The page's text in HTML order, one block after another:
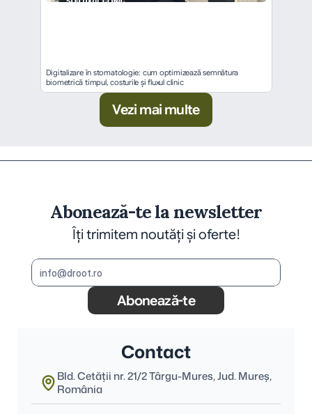
Digitalizare în stomatologie: cum optimizează semnătura
biometrică timpul, costurile și fluxul clinic
Vezi mai multe
Abonează-te la newsletter
Îți trimitem noutăți și oferte!
Abonează-te
Contact
Bld. Cetății nr. 21/2 Târgu-Mures, Jud. Mureş,
România